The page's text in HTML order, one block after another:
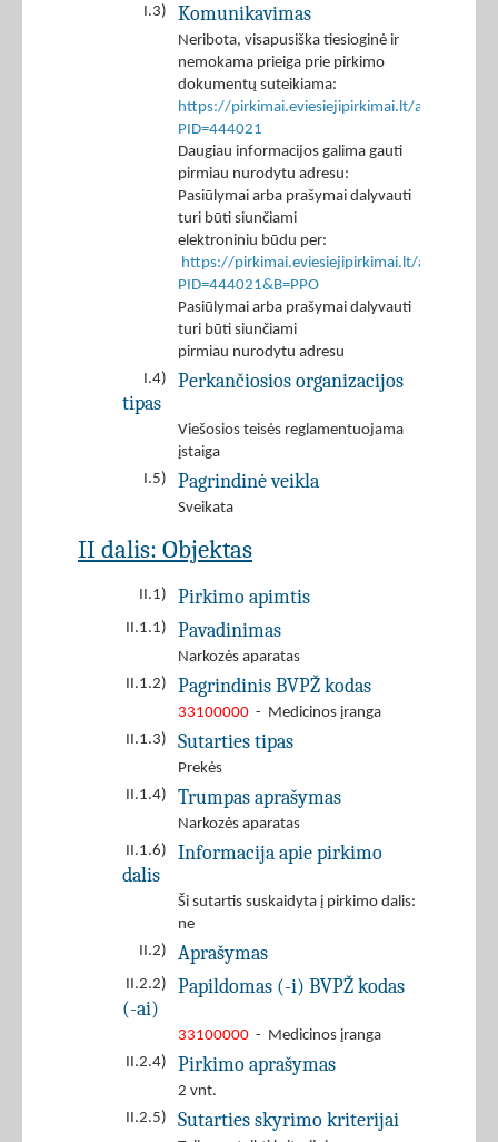
I.3) Komunikavimas
Neribota, visapusiška tiesioginė ir
nemokama prieiga prie pirkimo
dokumentų suteikiama:
https://pirkimai.eviesiejipirkimai.lt/app/rfq/
PID=444021
Daugiau informacijos galima gauti
pirmiau nurodytu adresu:
Pasiūlymai arba prašymai dalyvauti
turi būti siunčiami
elektroniniu būdu per:
https://pirkimai.eviesiejipirkimai.lt/app/rfq/
PID=444021&B=PPO
Pasiūlymai arba prašymai dalyvauti
turi būti siunčiami
pirmiau nurodytu adresu
I.4)
Perkančiosios organizacijos
tipas
Viešosios teisės reglamentuojama
įstaiga
I.5)
Pagrindinė veikla
Sveikata
II dalis: Objektas
II.1) Pirkimo apimtis
II.1.1) Pavadinimas
Narkozės aparatas
II.1.2)
Pagrindinis BVPŽ kodas
33100000 - Medicinos įranga
II.1.3)
Sutarties tipas
Prekės
II.1.4)
Trumpas aprašymas
Narkozės aparatas
II.1.6)
Informacija apie pirkimo
dalis
Ši sutartis suskaidyta į pirkimo dalis:
ne
II.2)
Aprašymas
II.2.2)
Papildomas (-i) BVPŽ kodas
(-ai)
33100000 - Medicinos įranga
II.2.4)
Pirkimo aprašymas
2 vnt.
II.2.5)
Sutarties skyrimo kriterijai